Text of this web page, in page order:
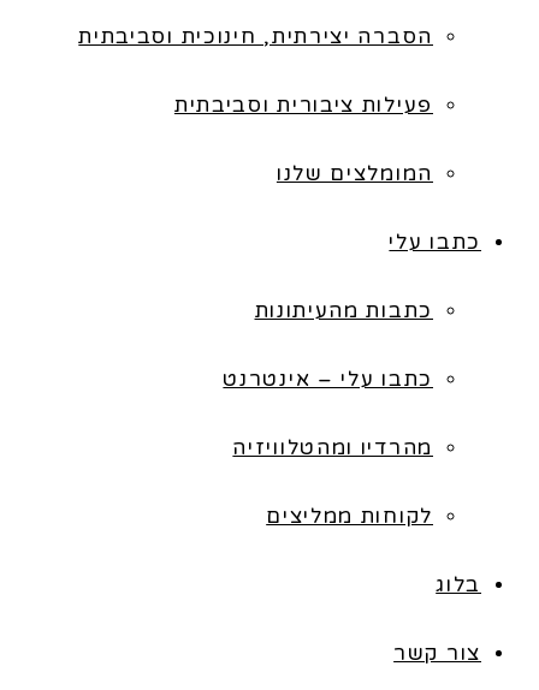
הסברה יצירתית, חינוכית וסביבתית
פעילות ציבורית וסביבתית
המומלצים שלנו
כתבו עלי
כתבות מהעיתונות
כתבו עלי – אינטרנט
מהרדיו ומהטלוויזיה
לקוחות ממליצים
בלוג
צור קשר